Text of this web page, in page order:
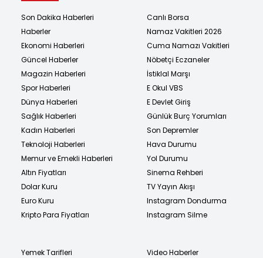
Son Dakika Haberleri
Haberler
Ekonomi Haberleri
Güncel Haberler
Magazin Haberleri
Spor Haberleri
Dünya Haberleri
Sağlık Haberleri
Kadın Haberleri
Teknoloji Haberleri
Memur ve Emekli Haberleri
Altın Fiyatları
Dolar Kuru
Euro Kuru
Kripto Para Fiyatları
Canlı Borsa
Namaz Vakitleri 2026
Cuma Namazı Vakitleri
Nöbetçi Eczaneler
İstiklal Marşı
E Okul VBS
E Devlet Giriş
Günlük Burç Yorumları
Son Depremler
Hava Durumu
Yol Durumu
Sinema Rehberi
TV Yayın Akışı
Instagram Dondurma
Instagram Silme
Yemek Tarifleri
Video Haberler